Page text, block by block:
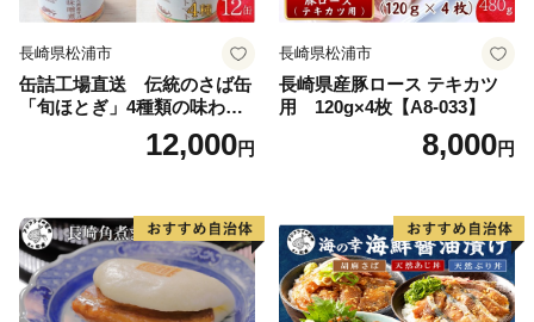
長崎県松浦市
缶詰工場直送 伝統のさば缶
「旬ほとぎ」4種類の味わい1
2缶( サバ さば 鯖 鯖缶 サバ缶
さば缶 缶 缶詰 魚 アウトドア
食 非常時 御歳暮 お歳暮 お中
元 御中元 贈答 プレゼント 贈
り物 ギフト 母の日 お母さん
保存食 非常食 防災 備蓄 長期
保存 )【B2-192】
12,000円
長崎県松浦市
長崎県産豚ロース テキカツ
用 120g×4枚【A8-033】
8,000円